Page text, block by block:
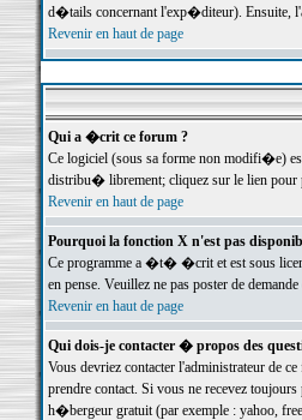
d�tails concernant l'exp�diteur). Ensuite,
Revenir en haut de page
Qui a �crit ce forum ?
Ce logiciel (sous sa forme non modifi�e)
distribu� librement; cliquez sur le lien
Revenir en haut de page
Pourquoi la fonction X n'est pas
Ce programme a �t� �crit et est sous
en pense. Veuillez ne pas poster de
Revenir en haut de page
Qui dois-je contacter � propos des
Vous devriez contacter l'administrateur de
prendre contact. Si vous ne recevez
h�bergeur gratuit (par exemple : yahoo,